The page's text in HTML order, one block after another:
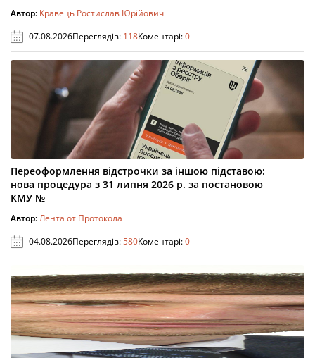
Автор: Кравець Ростислав Юрійович
07.08.2026Переглядів: 118Коментарі:0
Переоформлення відстрочки за іншою підставою:
нова процедура з 31 липня 2026 р. за постановою
КМУ №
Автор:Лента от Протокола
04.08.2026Переглядів:580Коментарі:0